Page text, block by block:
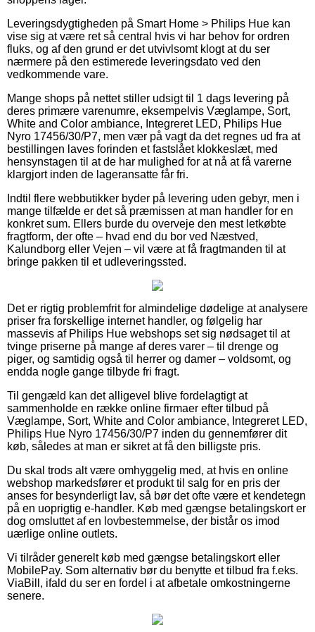
Leveringsdygtigheden på Smart Home > Philips Hue kan
vise sig at være ret så central hvis vi har behov for ordren
fluks, og af den grund er det utvivlsomt klogt at du ser
nærmere på den estimerede leveringsdato ved den
vedkommende vare.
Mange shops på nettet stiller udsigt til 1 dags levering på
deres primære varenumre, eksempelvis Væglampe, Sort,
White and Color ambiance, Integreret LED, Philips Hue
Nyro 17456/30/P7, men vær på vagt da det regnes ud fra at
bestillingen laves forinden et fastslået klokkeslæt, med
hensynstagen til at de har mulighed for at nå at få varerne
klargjort inden de lageransatte får fri.
Indtil flere webbutikker byder på levering uden gebyr, men i
mange tilfælde er det så præmissen at man handler for en
konkret sum. Ellers burde du overveje den mest letkøbte
fragtform, der ofte – hvad end du bor ved Næstved,
Kalundborg eller Vejen – vil være at få fragtmanden til at
bringe pakken til et udleveringssted.
Det er rigtig problemfrit for almindelige dødelige at analysere
priser fra forskellige internet handler, og følgelig har
massevis af Philips Hue webshops set sig nødsaget til at
tvinge priserne på mange af deres varer – til drenge og
piger, og samtidig også til herrer og damer – voldsomt, og
endda nogle gange tilbyde fri fragt.
Til gengæld kan det alligevel blive fordelagtigt at
sammenholde en række online firmaer efter tilbud på
Væglampe, Sort, White and Color ambiance, Integreret LED,
Philips Hue Nyro 17456/30/P7 inden du gennemfører dit
køb, således at man er sikret at få den billigste pris.
Du skal trods alt være omhyggelig med, at hvis en online
webshop markedsfører et produkt til salg for en pris der
anses for besynderligt lav, så bør det ofte være et kendetegn
på en uoprigtig e-handler. Køb med gængse betalingskort er
dog omsluttet af en lovbestemmelse, der bistår os imod
uærlige online outlets.
Vi tilråder generelt køb med gængse betalingskort eller
MobilePay. Som alternativ bør du benytte et tilbud fra f.eks.
ViaBill, ifald du ser en fordel i at afbetale omkostningerne
senere.